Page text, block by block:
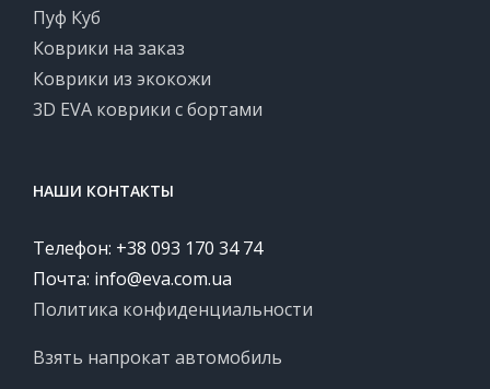
Пуф Куб
Коврики на заказ
Коврики из экокожи
3D EVA коврики с бортами
НАШИ КОНТАКТЫ
Телефон: +38 093 170 34 74
Почта: info@eva.com.ua
Политика конфиденциальности
Взять напрокат автомобиль